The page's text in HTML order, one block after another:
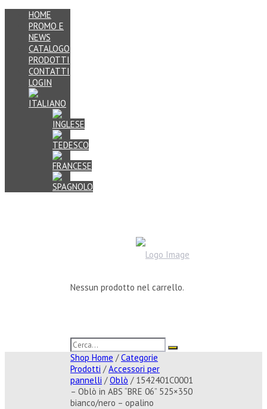
HOME
PROMO E
NEWS
CATALOGO
PRODOTTI
CONTATTI
LOGIN
Nessun prodotto nel carrello.
Shop Home /Categorie
Prodotti /Accessori per
pannelli /Oblò / 1542401C0001
– Oblò in ABS “BRE 06” 525×350
bianco/nero – opalino